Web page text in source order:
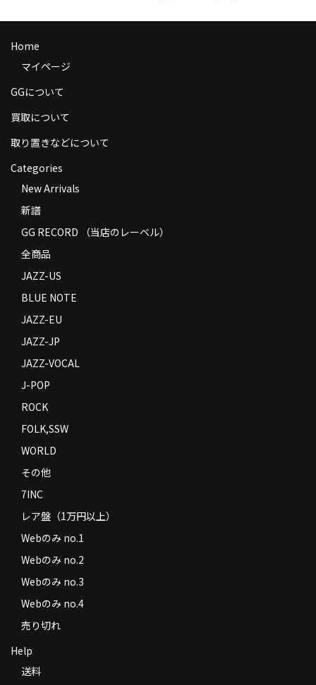
商品の発送
お支払い方法
返品
Privacy Policy
特定商取引法に基づく表示
Home
マイページ
GGについて
買取について
取り置きなどについて
Categories
New Arrivals
新譜
GG RECORD （当店のレーベル）
全商品
JAZZ-US
BLUE NOTE
JAZZ-EU
JAZZ-JP
JAZZ-VOCAL
J-POP
ROCK
FOLK,SSW
WORLD
その他
7INC
レア盤（1万円以上）
Webのみ no.1
Webのみ no.2
Webのみ no.3
Webのみ no.4
売り切れ
Help
送料